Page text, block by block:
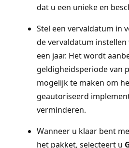
dat u een unieke en
Stel een vervaldatum in
de vervaldatum
een jaar. Het wordt
geldigheidsperiode van
mogelijk te maken om
geautoriseerd
verminderen.
Wanneer u klaar bent
het pakket, selecteert u